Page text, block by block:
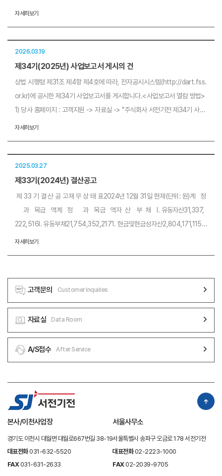
(지하철 9호선 송파나루역 4번 출구에서 170m 거리 / 도보 3분 소요)□
시기 바라오며 자차 이용 시 인근 사설/공영 주차장을 이용해 주시기 바랍니
다.
자세히보기
2026.03.19
제34기(2025년) 사업보고서 게시의 건
상법 시행령 제31조 제4항 제4호에 따라, 전자공시시스템(http://dart.fss.
or.kr)에 공시한 제34기 사업보고서를 게시합니다.<사업보고서 열람 방법>
1) 당사 홈페이지 : 고객지원 -> 자료실 -> "주식회사 서전기전 제34기 사업
보고서" 2) 전자공시시스템 이용감사합니다.
자세히보기
2025.03.27
제33기(2024년) 결산공고
제 33 기 결 산 공 고재 무 상 태 표2024년 12월 31일 현재(단위: 원)계 정
과 목금 액계 정 과 목금 액자 산 부 채 Ⅰ. 유동자산31,337,
222,516Ⅰ. 유동부채21,754,352,2171. 현금및현금성자산2,804,171,1151.
매입채무9,900,778,425 2. 매출채권20,854,159,2532. 기타부채11,0
인세환급액18,058,970Ⅱ. 비유동부채10,206,970,1137. 재고자산4,228,
194,1331. 차입금9,500,000,000 2. 기타부채293,574,322Ⅱ. 비유동
자산32,099,599,8353. 기타장기종업원급여부채60,838,5331. 기타채
권686,306,0004. 확정급여부채352,557,2582. 장기선급비용35,395,
537부 채 총 계31,961,322,3303. 기타포괄손익(공정가치측정금융자
산)1,135,809,600자 본 4. 사용권자산192,453,652Ⅰ. 자본금4,849,3
90,0005. 유형자산26,927,655,597Ⅱ. 자본잉여금4,753,764,3406.
669,399 8. 이연법인세자산1,606,187,886자 본 총 계31,475,5
00,021자 산 총 계63,436,822,351자 본 및 부 채 총 계63,436,82
2,351위와 같이 공고함2025년 03월 27일대표이사 이상권 감사의
자세히보기
고객문의 Customer Inquiries
자료실 Data Room
A/S접수 After Service
본사/이천사업장
경기도 이천시 대월면 대월로667번길 38-19
대표전화031-632-5520
FAX031-631-2633
서울사무소
서울특별시 송파구 오금로 178 서전기전
대표전화02-2223-1000
FAX02-2039-9705